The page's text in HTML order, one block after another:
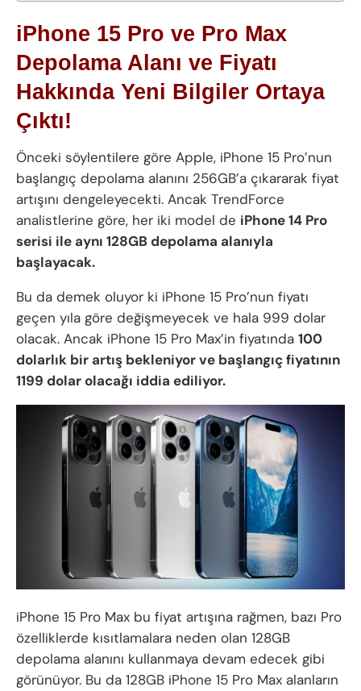
iPhone 15 Pro ve Pro Max
Depolama Alanı ve Fiyatı
Hakkında Yeni Bilgiler Ortaya
Çıktı!
Önceki söylentilere göre Apple, iPhone 15 Pro’nun
başlangıç depolama alanını 256GB’a çıkararak fiyat
artışını dengeleyecekti. Ancak TrendForce
analistlerine göre, her iki model de iPhone 14 Pro
serisi ile aynı 128GB depolama alanıyla
başlayacak.
Bu da demek oluyor ki iPhone 15 Pro’nun fiyatı
geçen yıla göre değişmeyecek ve hala 999 dolar
olacak. Ancak iPhone 15 Pro Max’in fiyatında 100
dolarlık bir artış bekleniyor ve başlangıç fiyatının
1199 dolar olacağı iddia ediliyor.
iPhone 15 Pro Max bu fiyat artışına rağmen, bazı Pro
özelliklerde kısıtlamalara neden olan 128GB
depolama alanını kullanmaya devam edecek gibi
görünüyor. Bu da 128GB iPhone 15 Pro Max alanların